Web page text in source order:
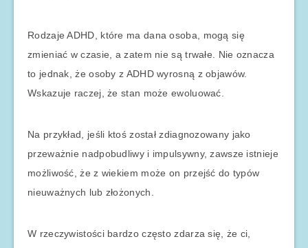
Rodzaje ADHD, które ma dana osoba, mogą się
zmieniać w czasie, a zatem nie są trwałe. Nie oznacza
to jednak, że osoby z ADHD wyrosną z objawów.
Wskazuje raczej, że stan może ewoluować.
Na przykład, jeśli ktoś został zdiagnozowany jako
przeważnie nadpobudliwy i impulsywny, zawsze istnieje
możliwość, że z wiekiem może on przejść do typów
nieuważnych lub złożonych.
W rzeczywistości bardzo często zdarza się, że ci,